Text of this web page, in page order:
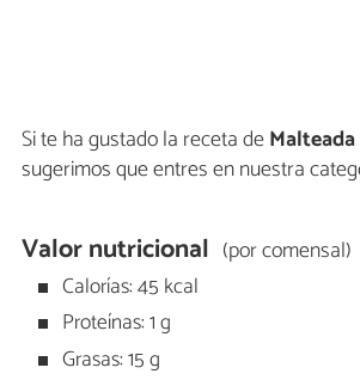
Si te ha gustado la receta de
sugerimos que entres en nuestra
Valor nutricional (por comensal)
Calorías: 45 kcal
Proteínas: 1 g
Grasas: 15 g